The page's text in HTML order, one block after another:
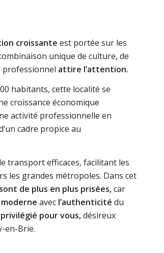
croissante est portée sur les
unique de culture, de
professionnel attire l’attention.
habitants, cette localité se
croissance économique
activité professionnelle en
cadre propice au
transport efficaces, facilitant les
les grandes métropoles. Dans cet
de plus en plus prisées,car
avec l’authenticité du
pour vous,désireux
en-Brie.